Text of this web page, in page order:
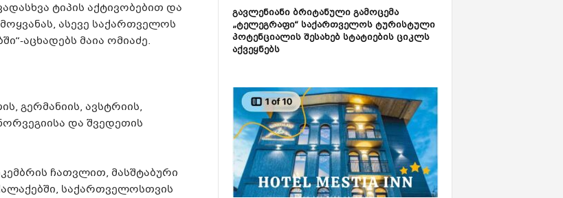
ტიპის აქტივობებით და
ასევე საქართველოს
აცხადებს მაია ომიაძე.
გერმანიის, ავსტრიის,
და შვედეთის
ჩათვლით, მასშტაბური
საქართველოსთვის
გავლენიანი ბრიტანული გამოცემა
„ტელეგრაფი“ საქართველოს ტურისტული
პოტენციალის შესახებ სტატიების ციკლს
აქვეყნებს